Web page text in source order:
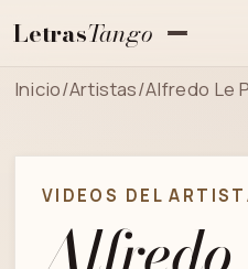
LetrasTango
Inicio/Artistas/Alfredo Le
VIDEOS DEL